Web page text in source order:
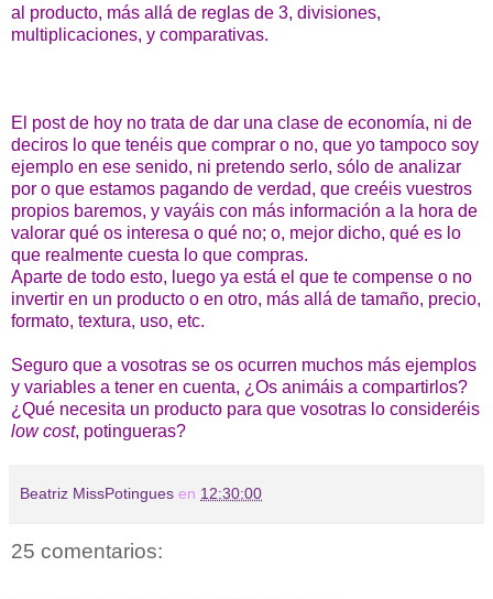
al producto, más allá de reglas de 3, divisiones,
multiplicaciones, y comparativas.
El post de hoy no trata de dar una clase de economía, ni de
deciros lo que tenéis que comprar o no, que yo tampoco soy
ejemplo en ese senido, ni pretendo serlo, sólo de analizar
por o que estamos pagando de verdad, que creéis vuestros
propios baremos, y vayáis con más información a la hora de
valorar qué os interesa o qué no; o, mejor dicho, qué es lo
que realmente cuesta lo que compras.
Aparte de todo esto, luego ya está el que te compense o no
invertir en un producto o en otro, más allá de tamaño, precio,
formato, textura, uso, etc.
Seguro que a vosotras se os ocurren muchos más ejemplos
y variables a tener en cuenta, ¿Os animáis a compartirlos?
¿Qué necesita un producto para que vosotras lo consideréis
low cost, potingueras?
Beatriz MissPotingues en 12:30:00
25 comentarios: